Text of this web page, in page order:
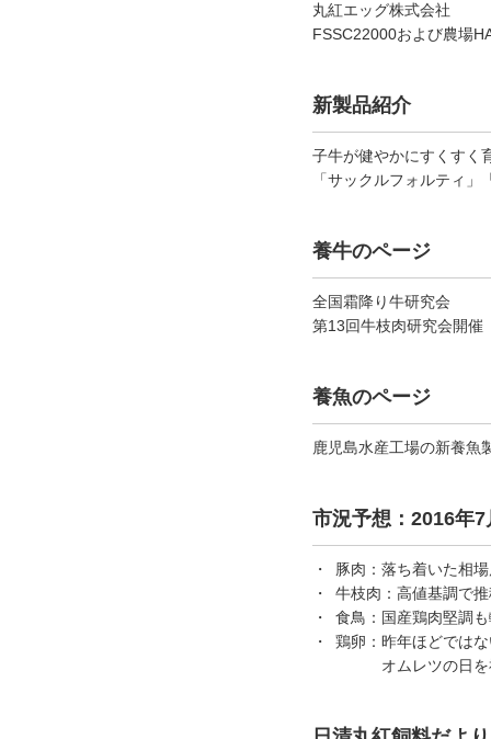
丸紅エッグ株式会社
FSSC22000および農場
新製品紹介
子牛が健やかにすくすく
「サックルフォルティ
養牛のページ
全国霜降り牛研究会
第13回牛枝肉研究会開催
養魚のページ
鹿児島水産工場の新養魚
市況予想：2016年7
豚肉： 落ち着いた相
牛枝肉： 高値基調で
食鳥： 国産鶏肉堅調
鶏卵： 昨年ほどでは
オムレツの日